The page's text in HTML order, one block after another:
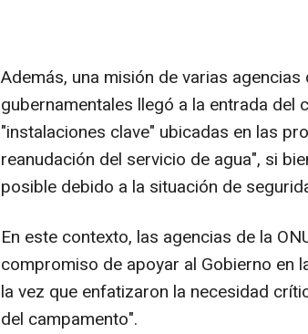
Además, una misión de varias
gubernamentales llegó a la entrada del
"instalaciones clave" ubicadas en las
reanudación del servicio de agua", si
posible debido a la situación de
En este contexto, las agencias de la
compromiso de apoyar al Gobierno en
la vez que enfatizaron la necesidad
del campamento".